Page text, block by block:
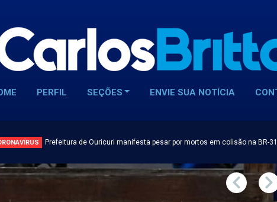
PERFIL SEÇÕES ENVIE SUA NOTÍCIA
Prefeitura de Ouricuri manifesta pesar por mortos em colisão na BR-